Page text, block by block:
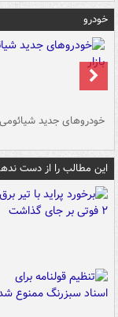
خودرو
خودروهای جدید شیائومی
این مطالب را از دست